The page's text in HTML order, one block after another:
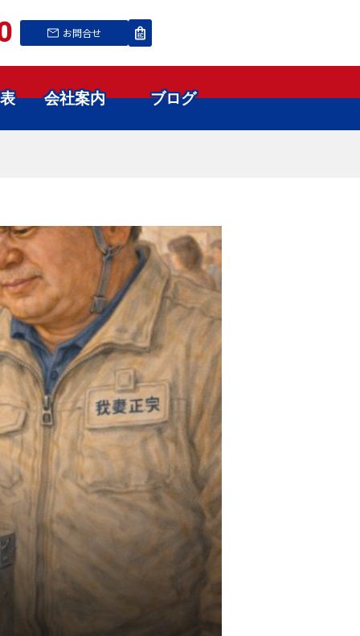
お問合せ
会社案内 ブログ